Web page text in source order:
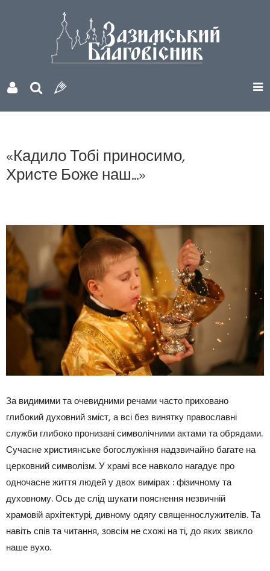
«Кадило Тобі приносимо,
Христе Боже наш...»
За видимими та очевидними речами часто приховано
глибокий духовний зміст, а всі без винятку православні
служби глибоко пронизані символічними актами та обрядами.
Сучасне християнське богослужіння надзвичайно багате на
церковний символізм. У храмі все навколо нагадує про
одночасне життя людей у двох вимірах : фізичному та
духовному. Ось де слід шукати пояснення незвичній
храмовій архітектурі, дивному одягу священнослужителів. Та
навіть спів та читання, зовсім не схожі на ті, до яких звикло
наше вухо.